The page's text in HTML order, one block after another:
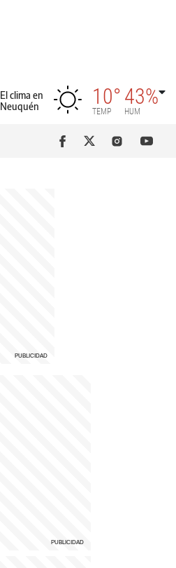
El clima en
Neuquén
10°
TEMP
43%
HUM